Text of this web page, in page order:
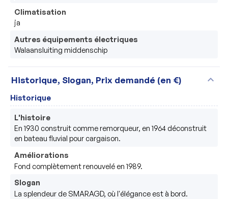
Climatisation
ja
Autres équipements électriques
Walaansluiting middenschip
Historique, Slogan, Prix demandé (en €) expand_more
Historique
L'histoire
En 1930 construit comme remorqueur, en 1964 déconstruit
en bateau fluvial pour cargaison.
Améliorations
Fond complètement renouvelé en 1989.
Slogan
La splendeur de SMARAGD, où l'élégance est à bord.